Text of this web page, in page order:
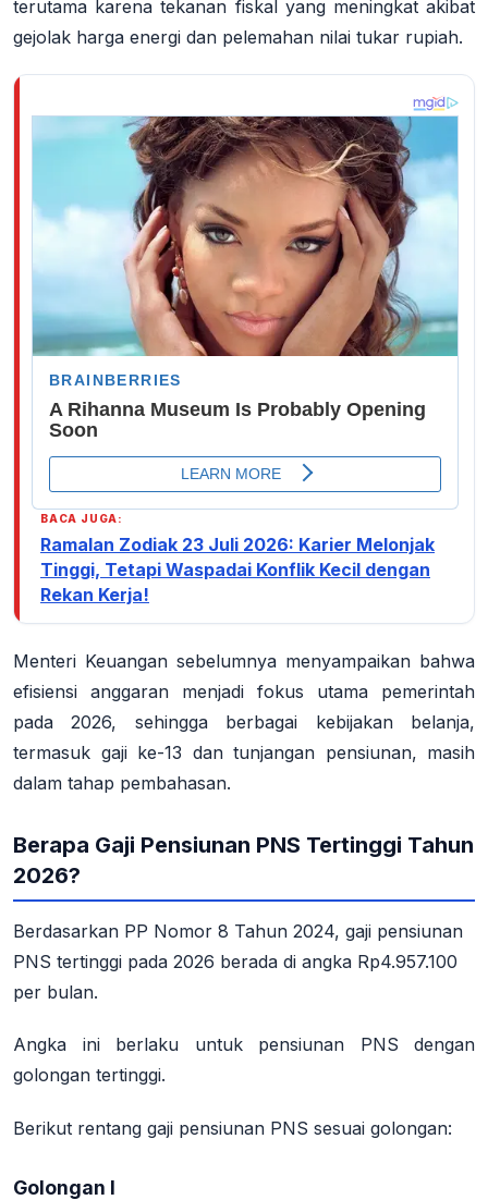
terutama karena tekanan fiskal yang meningkat akibat
gejolak harga energi dan pelemahan nilai tukar rupiah.
BACA JUGA:
Ramalan Zodiak 23 Juli 2026: Karier Melonjak
Tinggi, Tetapi Waspadai Konflik Kecil dengan
Rekan Kerja!
Menteri Keuangan sebelumnya menyampaikan bahwa
efisiensi anggaran menjadi fokus utama pemerintah
pada 2026, sehingga berbagai kebijakan belanja,
termasuk gaji ke-13 dan tunjangan pensiunan, masih
dalam tahap pembahasan.
Berapa Gaji Pensiunan PNS Tertinggi Tahun
2026?
Berdasarkan PP Nomor 8 Tahun 2024, gaji pensiunan
PNS tertinggi pada 2026 berada di angka Rp4.957.100
per bulan.
Angka ini berlaku untuk pensiunan PNS dengan
golongan tertinggi.
Berikut rentang gaji pensiunan PNS sesuai golongan:
Golongan I